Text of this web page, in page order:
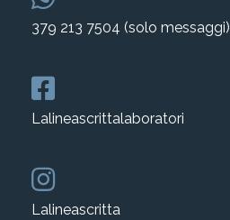
379 213 7504 (solo messaggi)
Lalineascrittalaboratori
Lalineascritta